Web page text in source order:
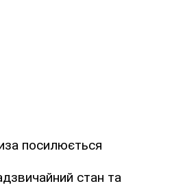
посилюється
стан та